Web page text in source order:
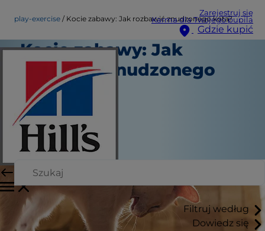
Zarejestruj się
Karma dla Twojego pupila
Gdzie kupić
Filtruj według
Dowiedz się
play-exercise Kocie zabawy: Jak rozbawić znudzonego kota?
Kocie zabawy: Jak
rozbawić znudzonego
kota?
Gry i zabawy
Kara Murphy
Styczeń 30, 2017